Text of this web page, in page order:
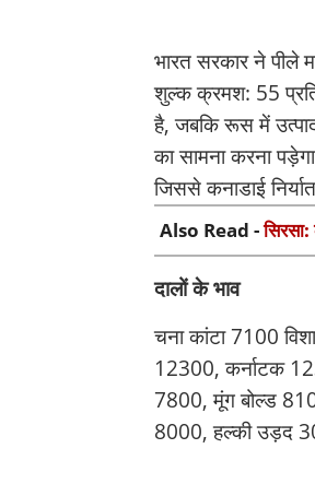
भारत सरकार ने
शुल्क क्रमश: 55
है, जबकि रूस में
का सामना करना
जिससे कनाडाई
Also Read -
दालों के भाव
चना कांटा 7100
12300, कर्नाटक
7800, मूंग बोल्ड
8000, हल्की उड़द